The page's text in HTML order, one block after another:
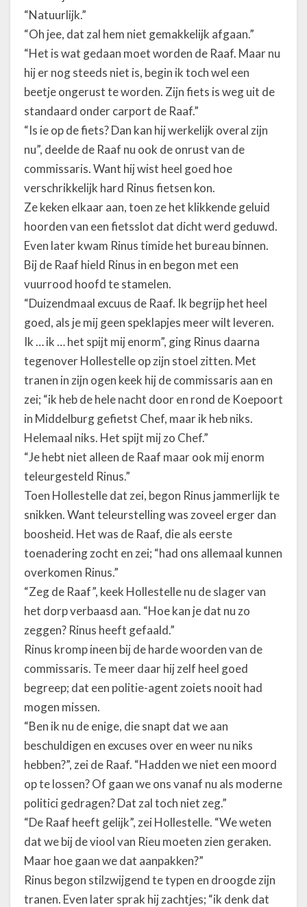
“Natuurlijk.”
“Oh jee, dat zal hem niet gemakkelijk afgaan.”
“Het is wat gedaan moet worden de Raaf. Maar nu
hij er nog steeds niet is, begin ik toch wel een
beetje ongerust te worden. Zijn fiets is weg uit de
standaard onder carport de Raaf.”
“Is ie op de fiets? Dan kan hij werkelijk overal zijn
nu”, deelde de Raaf nu ook de onrust van de
commissaris. Want hij wist heel goed hoe
verschrikkelijk hard Rinus fietsen kon.
Ze keken elkaar aan, toen ze het klikkende geluid
hoorden van een fietsslot dat dicht werd geduwd.
Even later kwam Rinus timide het bureau binnen.
Bij de Raaf hield Rinus in en begon met een
vuurrood hoofd te stamelen.
“Duizendmaal excuus de Raaf. Ik begrijp het heel
goed, als je mij geen speklapjes meer wilt leveren.
Ik … ik … het spijt mij enorm”, ging Rinus daarna
tegenover Hollestelle op zijn stoel zitten. Met
tranen in zijn ogen keek hij de commissaris aan en
zei; “ik heb de hele nacht door en rond de Koepoort
in Middelburg gefietst Chef, maar ik heb niks.
Helemaal niks. Het spijt mij zo Chef.”
“Je hebt niet alleen de Raaf maar ook mij enorm
teleurgesteld Rinus.”
Toen Hollestelle dat zei, begon Rinus jammerlijk te
snikken. Want teleurstelling was zoveel erger dan
boosheid. Het was de Raaf, die als eerste
toenadering zocht en zei; “had ons allemaal kunnen
overkomen Rinus.”
“Zeg de Raaf”, keek Hollestelle nu de slager van
het dorp verbaasd aan. “Hoe kan je dat nu zo
zeggen? Rinus heeft gefaald.”
Rinus kromp ineen bij de harde woorden van de
commissaris. Te meer daar hij zelf heel goed
begreep; dat een politie-agent zoiets nooit had
mogen missen.
“Ben ik nu de enige, die snapt dat we aan
beschuldigen en excuses over en weer nu niks
hebben?”, zei de Raaf. “Hadden we niet een moord
op te lossen? Of gaan we ons vanaf nu als moderne
politici gedragen? Dat zal toch niet zeg.”
“De Raaf heeft gelijk”, zei Hollestelle. “We weten
dat we bij de viool van Rieu moeten zien geraken.
Maar hoe gaan we dat aanpakken?”
Rinus begon stilzwijgend te typen en droogde zijn
tranen. Even later sprak hij zachtjes; “ik denk dat